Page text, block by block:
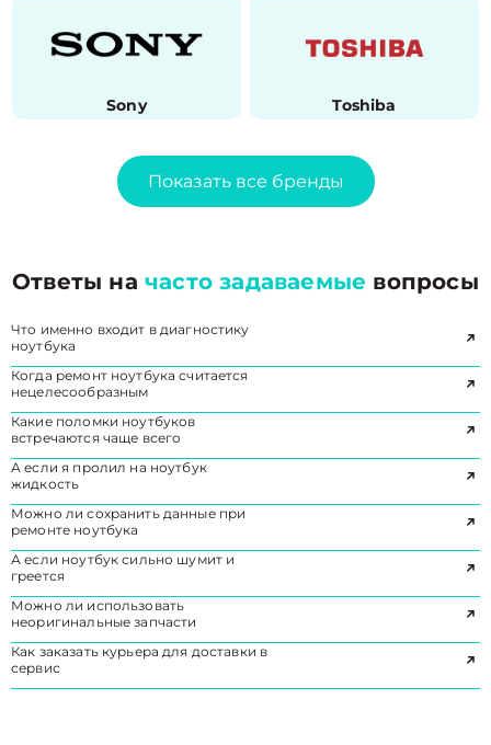
Sony Toshiba
Показать все бренды
Ответы начасто задаваемые вопросы
Что именно входит в диагностику
ноутбука
Когда ремонт ноутбука считается
нецелесообразным
Какие поломки ноутбуков
встречаются чаще всего
А если я пролил на ноутбук
жидкость
Можно ли сохранить данные при
ремонте ноутбука
А если ноутбук сильно шумит и
греется
Можно ли использовать
неоригинальные запчасти
Как заказать курьера для доставки в
сервис